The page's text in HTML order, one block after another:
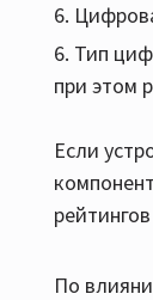
6.
6. Тип
при этом
Если
рейтингов
По